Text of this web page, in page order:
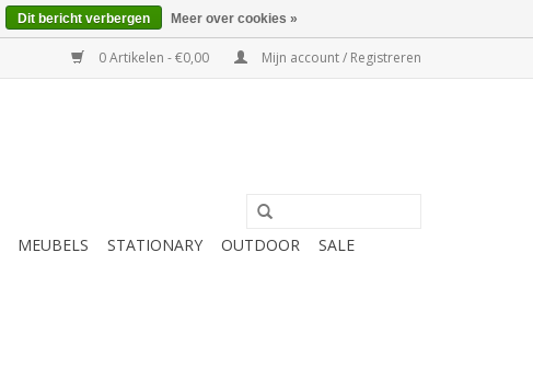
0 Artikelen - €0,00 Mijn account / Registreren
MEUBELS STATIONARY OUTDOOR
SALE
Dit bericht verbergen Meer over cookies »